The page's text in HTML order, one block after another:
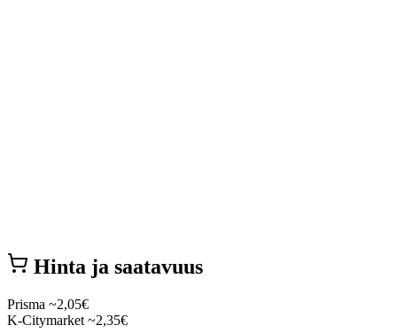
Hinta ja saatavuus
Prisma ~2,05€
K-Citymarket ~2,35€